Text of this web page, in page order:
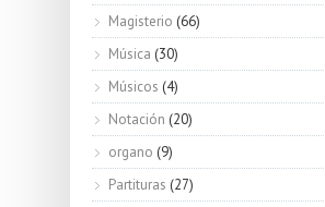
Magisterio (66)
Música (30)
Músicos (4)
Notación (20)
organo (9)
Partituras (27)